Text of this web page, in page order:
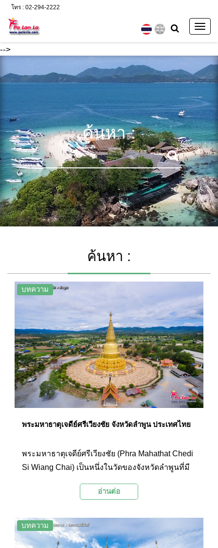
-->
โทร : 02-294-2222
ค้นหา :
ค้นหา :
บทความ
พระมหาธาตุเจดีย์ศรีเวียงชัย จังหวัดลำพูน ประเทศไทย
พระมหาธาตุเจดีย์ศรีเวียงชัย (Phra Mahathat Chedi
Si Wiang Chai) เป็นหนึ่งในวัดของจังหวัดลำพูนที่มี
ดีย์ฯ ที่สร้างโดยมีแนวคิดการจำลองแบบมาจาก
อ่านต่อ
บทความ